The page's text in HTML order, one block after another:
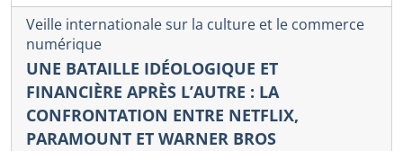
Veille internationale sur la culture et le commerce
numérique
UNE BATAILLE IDÉOLOGIQUE ET
FINANCIÈRE APRÈS L’AUTRE : LA
CONFRONTATION ENTRE NETFLIX,
PARAMOUNT ET WARNER BROS